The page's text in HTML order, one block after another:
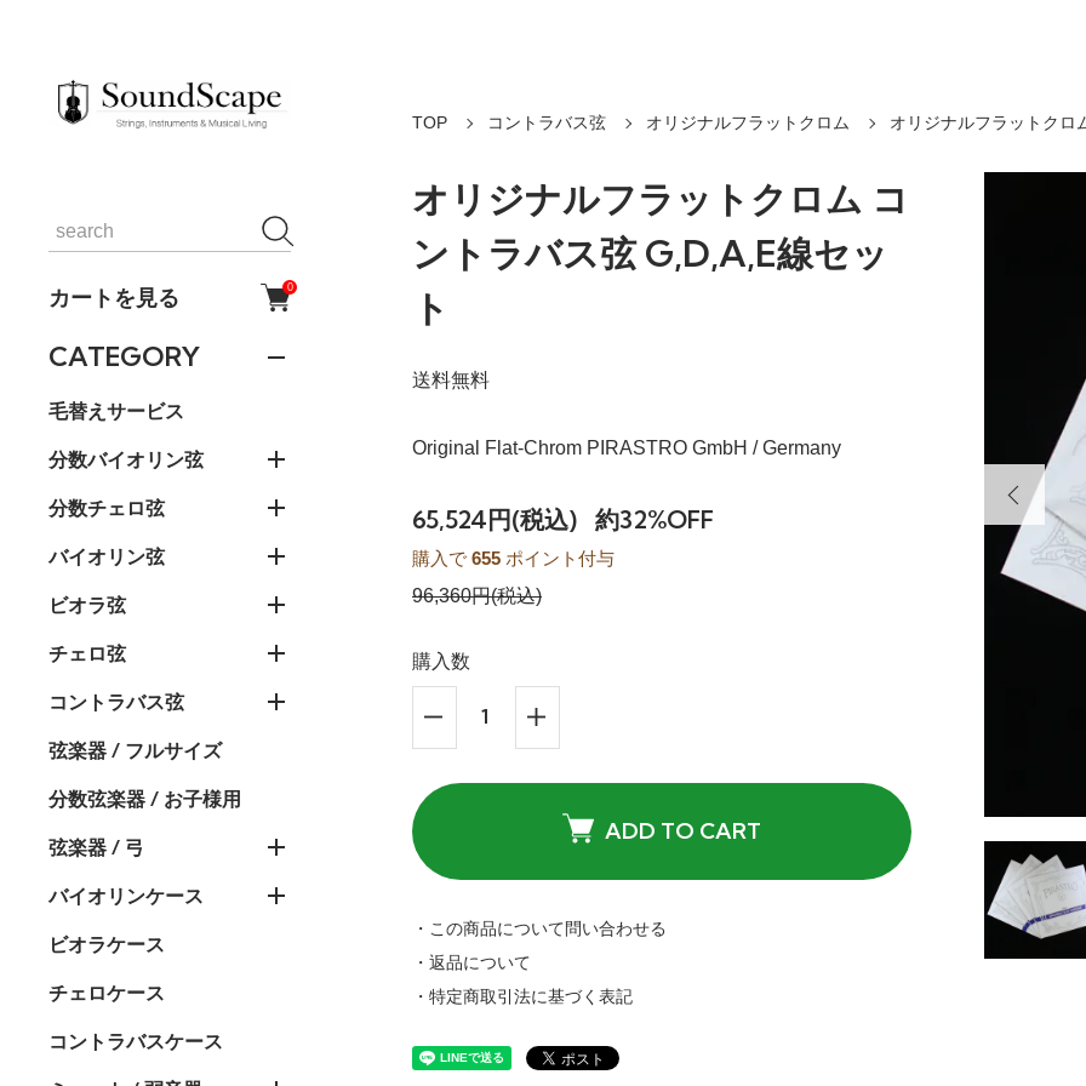
カートを見る 0
CATEGORY
毛替えサービス
分数バイオリン弦
分数チェロ弦
バイオリン弦
ビオラ弦
チェロ弦
コントラバス弦
弦楽器 / フルサイズ
分数弦楽器 / お子様用
弦楽器 / 弓
バイオリンケース
ビオラケース
チェロケース
コントラバスケース
TOP コントラバス弦 オリジナルフラットクロム オリジナルフラットクロ
オリジナルフラットクロム コ
ントラバス弦 G,D,A,E線セッ
ト
送料無料
Original Flat-Chrom PIRASTRO GmbH / Germany
65,524円(税込) 約32%OFF
購入で 655 ポイント付与
96,360円(税込)
購入数
ADD TO CART
・この商品について問い合わせる
・返品について
・特定商取引法に基づく表記